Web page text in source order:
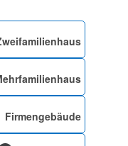
Firmengebäude